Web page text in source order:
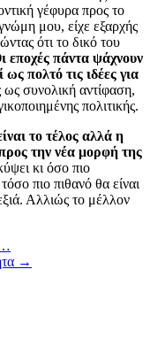
γέφυρα προς το
μου, είχε εξαρχής
ότι το δικό του
εποχές πάντα ψάχνουν
πολτό τις ιδέες για
συνολική αντίφαση,
πολιτικής.
το τέλος αλλά η
την νέα μορφή της
κι όσο πιο
πιο πιθανό θα είναι
Αλλιώς το μέλλον
→